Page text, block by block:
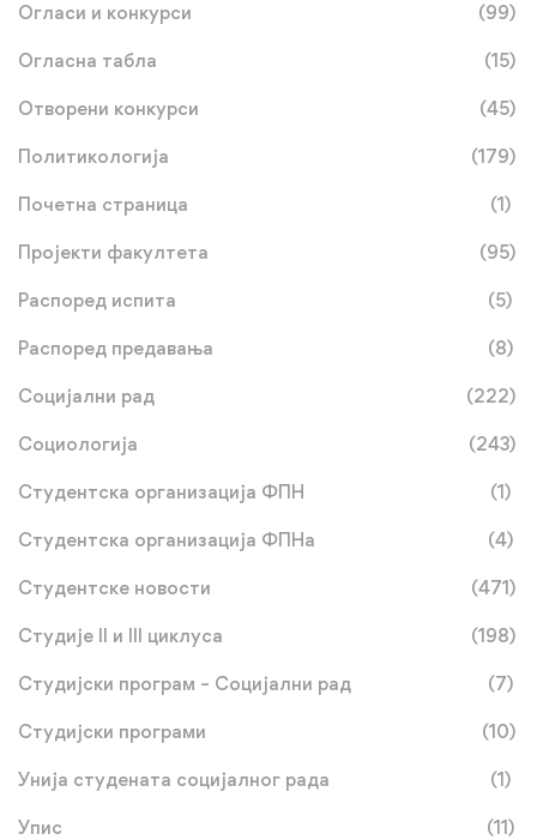
Огласи и конкурси (99)
Огласна табла (15)
Отворени конкурси (45)
Политикологија (179)
Почетна страница (1)
Пројекти факултета (95)
Распоред испита (5)
Распоред предавања (8)
Социјални рад (222)
Социологија (243)
Студентска организација ФПН (1)
Студентска организација ФПНа (4)
Студентске новости (471)
Студије II и III циклуса (198)
Студијски програм – Социјални рад (7)
Студијски програми (10)
Унија студената социјалног рада (1)
Упис (11)